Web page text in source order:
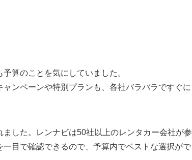
算のことを気にしていました。
ンペーンや特別プランも、各社バラバラですぐに
ました。レンナビは50社以上のレンタカー会社が参
一目で確認できるので、予算内でベストな選択がで